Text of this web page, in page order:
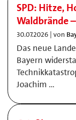
SPD: Hitze,
Waldbrände
30.07.2026 | von
Das neue
Bayern
Joachim …